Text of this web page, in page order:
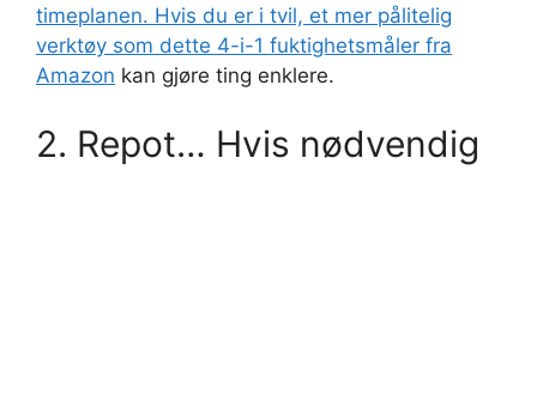
timeplanen. Hvis du er i tvil, et mer pålitelig
verktøy som dette 4-i-1 fuktighetsmåler fra
Amazon kan gjøre ting enklere.
2. Repot… Hvis nødvendig